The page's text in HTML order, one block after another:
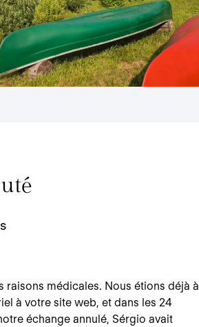
raisons médicales. Nous étions déjà à
à votre site web, et dans les 24
échange annulé, Sérgio avait